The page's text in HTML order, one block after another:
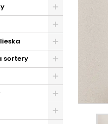
sortery